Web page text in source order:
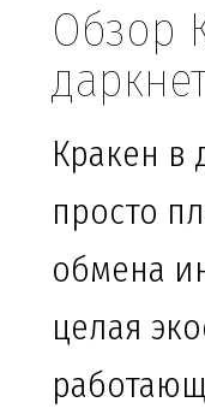
Обзор
Кракен в
просто
обмена
целая